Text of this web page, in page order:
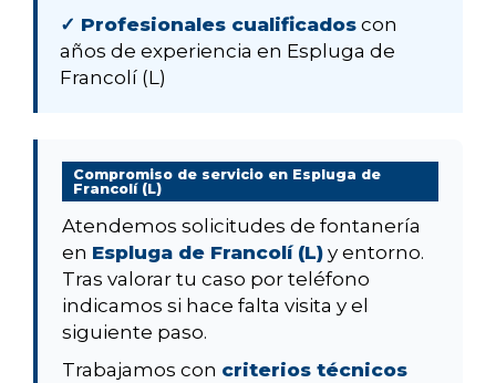
✓ Profesionales cualificados con
años de experiencia en Espluga de
Francolí (L)
Compromiso de servicio en Espluga de
Francolí (L)
Atendemos solicitudes de fontanería
en Espluga de Francolí (L) y entorno.
Tras valorar tu caso por teléfono
indicamos si hace falta visita y el
siguiente paso.
Trabajamos con criterios técnicos